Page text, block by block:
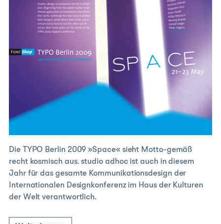
Die TYPO Berlin 2009 »Space« sieht Motto-gemäß
recht kosmisch aus. studio adhoc ist auch in diesem
Jahr für das gesamte Kommunikationsdesign der
Internationalen Designkonferenz im Haus der Kulturen
der Welt verantwortlich.